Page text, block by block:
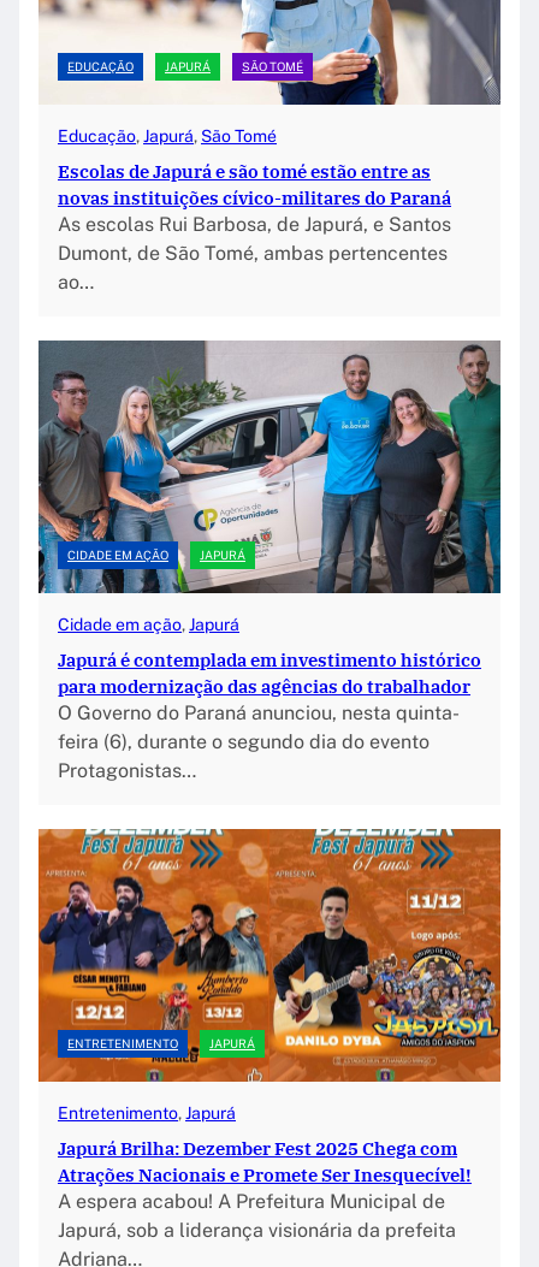
EDUCAÇÃO JAPURÁ SÃO TOMÉ
Educação, Japurá, São Tomé
Escolas de Japurá e são tomé estão entre as
novas instituições cívico-militares do Paraná
As escolas Rui Barbosa, de Japurá, e Santos
Dumont, de São Tomé, ambas pertencentes
ao…
CIDADE EM AÇÃO JAPURÁ
Cidade em ação, Japurá
Japurá é contemplada em investimento histórico
para modernização das agências do trabalhador
O Governo do Paraná anunciou, nesta quinta-
feira (6), durante o segundo dia do evento
Protagonistas…
ENTRETENIMENTO JAPURÁ
Entretenimento, Japurá
Japurá Brilha: Dezember Fest 2025 Chega com
Atrações Nacionais e Promete Ser Inesquecível!
A espera acabou! A Prefeitura Municipal de
Japurá, sob a liderança visionária da prefeita
Adriana…